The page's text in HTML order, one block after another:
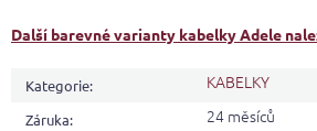
Další barevné varianty kabelky Adele
Kategorie: KABELKY
Záruka: 24 měsíců